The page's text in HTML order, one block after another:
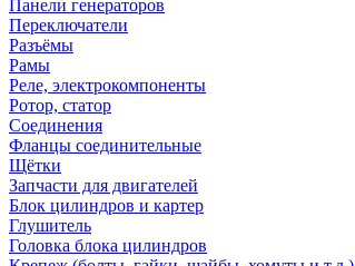
Панели генераторов
Переключатели
Разъёмы
Рамы
Реле, электрокомпоненты
Ротор, статор
Соединения
Фланцы соединительные
Щётки
Запчасти для двигателей
Блок цилиндров и картер
Глушитель
Головка блока цилиндров